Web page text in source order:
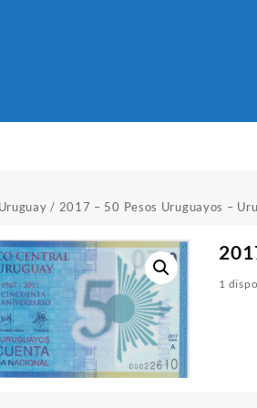
Uruguay / 2017 – 50 Pesos Uruguayos –
1